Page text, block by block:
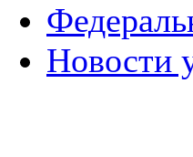
Новости